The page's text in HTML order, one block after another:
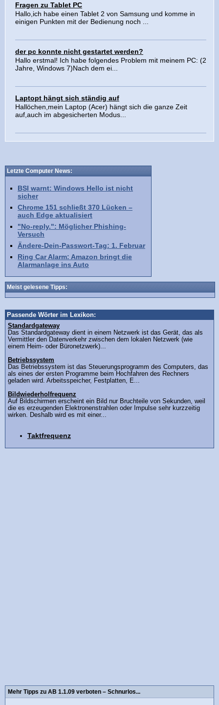
Fragen zu Tablet PC
Hallo,ich habe einen Tablet 2 von Samsung und komme in
einigen Punkten mit der Bedienung noch ...
der pc konnte nicht gestartet werden?
Hallo erstmal! Ich habe folgendes Problem mit meinem PC: (2
Jahre, Windows 7)Nach dem ei...
Laptopt hängt sich ständig auf
Hallöchen,mein Laptop (Acer) hängt sich die ganze Zeit
auf,auch im abgesicherten Modus...
Letzte Computer News:
BSI warnt: Windows Hello ist nicht
sicher
Chrome 151 schließt 370 Lücken –
auch Edge aktualisiert
"No-reply.": Möglicher Phishing-
Versuch
Ändere-Dein-Passwort-Tag: 1. Februar
Ring Car Alarm: Amazon bringt die
Alarmanlage ins Auto
Meist gelesene Tipps:
Passende Wörter im Lexikon:
Standardgateway
Das Standardgateway dient in einem Netzwerk ist das Gerät, das als
Vermittler den Datenverkehr zwischen dem lokalen Netzwerk (wie
einem Heim- oder Büronetzwerk)...
Betriebssystem
Das Betriebssystem ist das Steuerungsprogramm des Computers, das
als eines der ersten Programme beim Hochfahren des Rechners
geladen wird. Arbeitsspeicher, Festplatten, E...
Bildwiederholfrequenz
Auf Bildschirmen erscheint ein Bild nur Bruchteile von Sekunden, weil
die es erzeugenden Elektronenstrahlen oder Impulse sehr kurzzeitig
wirken. Deshalb wird es mit einer...
Taktfrequenz
Mehr Tipps zu AB 1.1.09 verboten – Schnurlos...